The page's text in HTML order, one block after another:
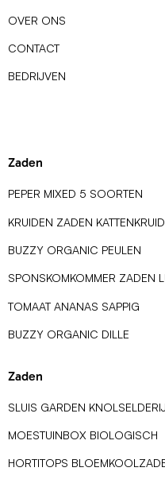
OVER ONS
CONTACT
BEDRIJVEN
Zaden
PEPER MIXED 5 SOORTEN
KRUIDEN ZADEN KATTENKRUID
BUZZY ORGANIC PEULEN
SPONSKOMKOMMER ZADEN
TOMAAT ANANAS SAPPIG
BUZZY ORGANIC DILLE
Zaden
SLUIS GARDEN KNOLSELDERIJ
MOESTUINBOX BIOLOGISCH
HORTITOPS